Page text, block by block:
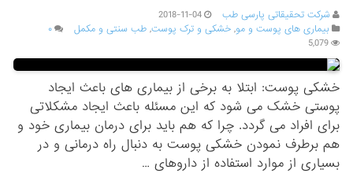
شرکت تحقیقاتی پارسی طب
2018-11-04
بیماری های پوست و مو,خشکی و ترک پوست,طب سنتی و مکمل
۰
5,079
خشکی پوست: ابتلا به برخی از بیماری های باعث ایجاد
پوستی خشک می شود که این مسئله باعث ایجاد مشکلاتی
برای افراد می گردد. چرا که هم باید برای درمان بیماری خود و
هم برطرف نمودن خشکی پوست به دنبال راه درمانی و در
بسیاری از موارد استفاده از داروهای …